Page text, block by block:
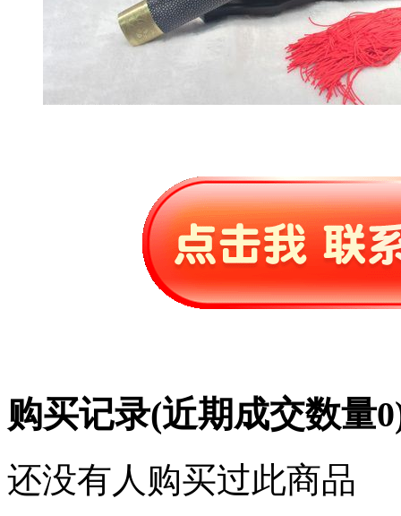
购买记录(近期成交数量0
还没有人购买过此商品